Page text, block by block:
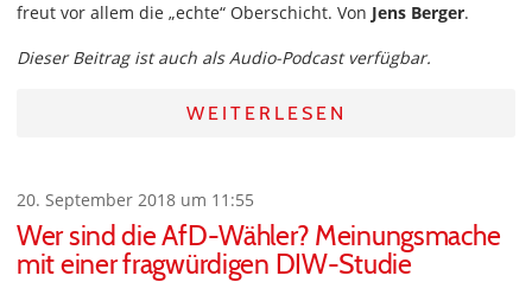
freut vor allem die „echte“ Oberschicht. Von Jens Berger.
Dieser Beitrag ist auch als Audio-Podcast verfügbar.
WEITERLESEN
20. September 2018 um 11:55
Wer sind die AfD-Wähler? Meinungsmache
mit einer fragwürdigen DIW-Studie